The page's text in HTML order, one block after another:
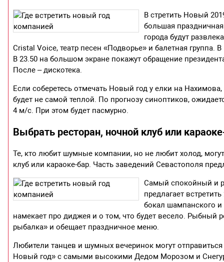
В стретить Новый
большая
города будут
Cristal Voice, театр песен «Подворье» и балетная
В 23.50 на большом экране покажут обращение
После – дискотека.
Если соберетесь отмечать Новый год у елки на
будет не самой теплой. По прогнозу синоптиков,
4 м/с. При этом будет пасмурно.
Выбрать ресторан, ночной клуб или
Те, кто любит шумные компании, но не любит холод,
клуб или караоке-бар. Часть заведений Севастополя
Самый спокойный и
предлагает
бокал шампанского
намекает про диджея и о том, что будет весело. Рыбный
рыбалка» и обещает праздничное меню.
Любители танцев и шумных вечеринок могут
Новый год» с самыми высокими Дедом Морозом и